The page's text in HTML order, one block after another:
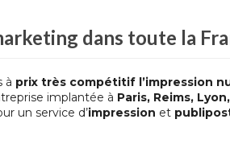
dans toute la
à prix très compétitif l’impression
implantée à Paris, Reims,
un service d’impression et